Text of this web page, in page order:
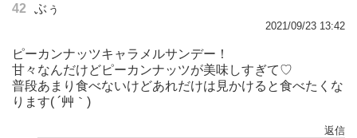
42 ぶぅ
2021/09/23 13:42
ピーカンナッツキャラメルサンデー！
甘々なんだけどピーカンナッツが美味しすぎて♡
普段あまり食べないけどあれだけは見かけると食べたくな
ります( ´艸｀)
返信